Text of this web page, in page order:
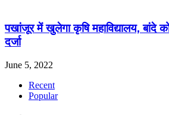
पखांजूर में खुलेगा कृषि महाविद्यालय, बांदे
दर्जा
June 5, 2022
Recent
Popular